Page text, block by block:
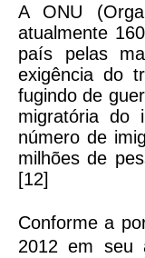
A ONU
atualmente
país pelas
exigência do
fugindo de
migratória do
número de
milhões de
[12]
Conforme a
2012 em